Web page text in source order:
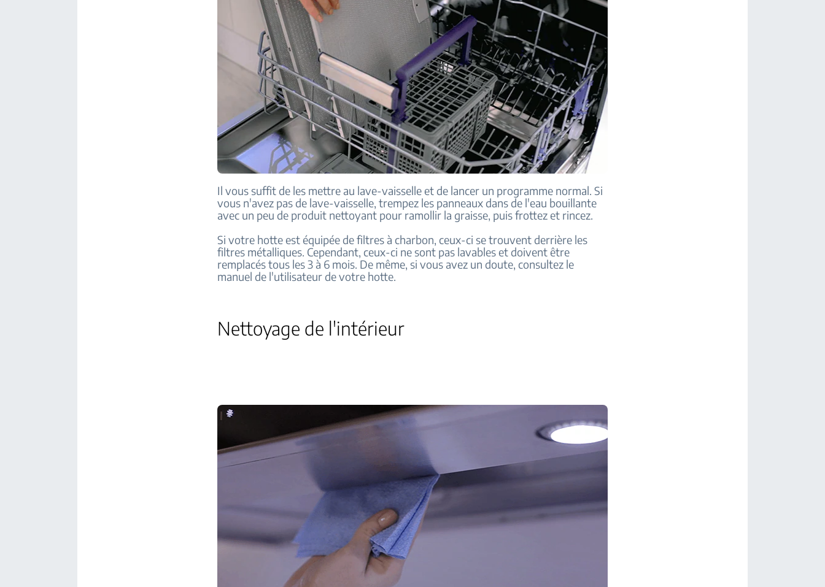
Il vous suffit de les mettre au lave-vaisselle et de lancer un programme normal. Si
vous n'avez pas de lave-vaisselle, trempez les panneaux dans de l'eau bouillante
avec un peu de produit nettoyant pour ramollir la graisse, puis frottez et rincez.
Si votre hotte est équipée de filtres à charbon, ceux-ci se trouvent derrière les
filtres métalliques. Cependant, ceux-ci ne sont pas lavables et doivent être
remplacés tous les 3 à 6 mois. De même, si vous avez un doute, consultez le
manuel de l'utilisateur de votre hotte.
Nettoyage de l'intérieur